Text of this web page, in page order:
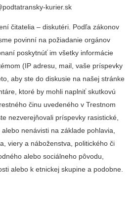
kurier.sk
čitatelia – diskutéri. Podľa zákonov
povinní na požiadanie orgánov
poskytnúť im všetky informácie
(IP adresu, mail, vaše príspevky
aby ste do diskusie na našej stránke
ktoré by mohli naplniť skutkovú
činu uvedeného v Trestnom
nezverejňovali príspevky rasistické,
nenávisti na základe pohlavia,
viery a náboženstva, politického či
alebo sociálneho pôvodu,
alebo k etnickej skupine a podobne.